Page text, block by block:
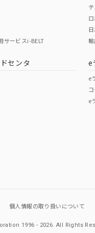
性があります。
サービスi-BELT
センタ e
e
e
個人情報の取り扱いについて
1996 - 2026.All Rights